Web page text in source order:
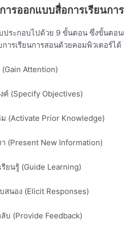
รออกแบบสื่อการเรียนกา
ประกอบไปด้วย 9 ขั้นตอน ซึ่งขั้นตอ
ารเรียนการสอนด้วยคอมพิวเตอร์
(Gain Attention)
ค์ (Specify Objectives)
(Activate Prior Knowledge)
า (Present New Information)
ยนรู้ (Guide Learning)
สนอง (Elicit Responses)
บ (Provide Feedback)